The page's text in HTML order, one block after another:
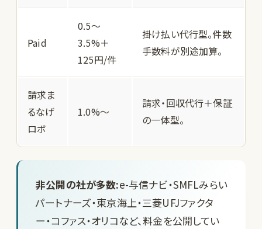
Paid
0.5〜
3.5%＋
125円/件
掛け払い代行型。件数
手数料が別途加算。
請求ま
るなげ
ロボ
1.0%〜
請求・回収代行＋保証
の一体型。
非公開の社が多数:e-与信ナビ・SMFLみらい
パートナーズ・東京海上・三菱UFJファクタ
ー・コファス・オリコなど、料金を公開してい